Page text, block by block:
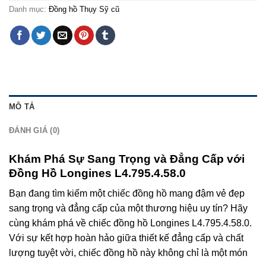
Danh mục: Đồng hồ Thụy Sỹ cũ
MÔ TẢ
ĐÁNH GIÁ (0)
Khám Phá Sự Sang Trọng và Đẳng Cấp với
Đồng Hồ Longines L4.795.4.58.0
Bạn đang tìm kiếm một chiếc đồng hồ mang đậm vẻ đẹp
sang trọng và đẳng cấp của một thương hiệu uy tín? Hãy
cùng khám phá về chiếc đồng hồ Longines L4.795.4.58.0.
Với sự kết hợp hoàn hảo giữa thiết kế đẳng cấp và chất
lượng tuyệt vời, chiếc đồng hồ này không chỉ là một món